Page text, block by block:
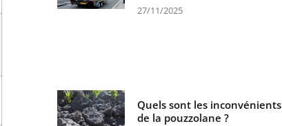
27/11/2025
Quels sont les inconvénients
de la pouzzolane ?